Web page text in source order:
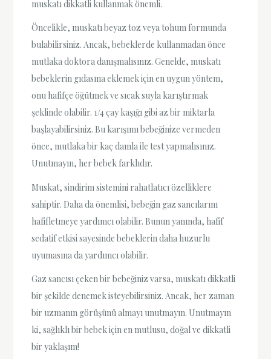
muskatı dikkatli kullanmak önemli.
Öncelikle, muskatı beyaz toz veya tohum formunda
bulabilirsiniz. Ancak, bebeklerde kullanmadan önce
mutlaka doktora danışmalısınız. Genelde, muskatı
bebeklerin gıdasına eklemek için en uygun yöntem,
onu hafifçe öğütmek ve sıcak suyla karıştırmak
şeklinde olabilir. 1/4 çay kaşığı gibi az bir miktarla
başlayabilirsiniz. Bu karışımı bebeğinize vermeden
önce, mutlaka bir kaç damla ile test yapmalısınız.
Unutmayın, her bebek farklıdır.
Muskat, sindirim sistemini rahatlatıcı özelliklere
sahiptir. Daha da önemlisi, bebeğin gaz sancılarını
hafifletmeye yardımcı olabilir. Bunun yanında, hafif
sedatif etkisi sayesinde bebeklerin daha huzurlu
uyumasına da yardımcı olabilir.
Gaz sancısı çeken bir bebeğiniz varsa, muskatı dikkatli
bir şekilde denemek isteyebilirsiniz. Ancak, her zaman
bir uzmanın görüşünü almayı unutmayın. Unutmayın
ki, sağlıklı bir bebek için en mutlusu, doğal ve dikkatli
bir yaklaşım!